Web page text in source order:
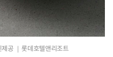
공 ｜롯데호텔앤리조트